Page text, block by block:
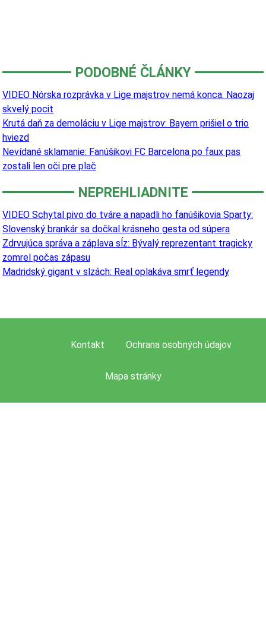
PODOBNÉ ČLÁNKY
VIDEO Nórska rozprávka v Lige majstrov nemá konca: Naozaj
skvelý pocit
Krutá daň za demoláciu v Lige majstrov: Bayern prišiel o trio
hviezd
Nevídané sklamanie: Fanúšikovi FC Barcelona po faux pas
zostali len oči pre plač
NEPREHLIADNITE
VIDEO Schytal pivo do tváre a napadli ho fanúšikovia Sparty:
Slovenský brankár sa dočkal krásneho gesta od súpera
Zdrvujúca správa a záplava sĺz: Bývalý reprezentant tragicky
zomrel počas zápasu
Madridský gigant v slzách: Real oplakáva smrť legendy
Kontakt Ochrana osobných údajov
Mapa stránky